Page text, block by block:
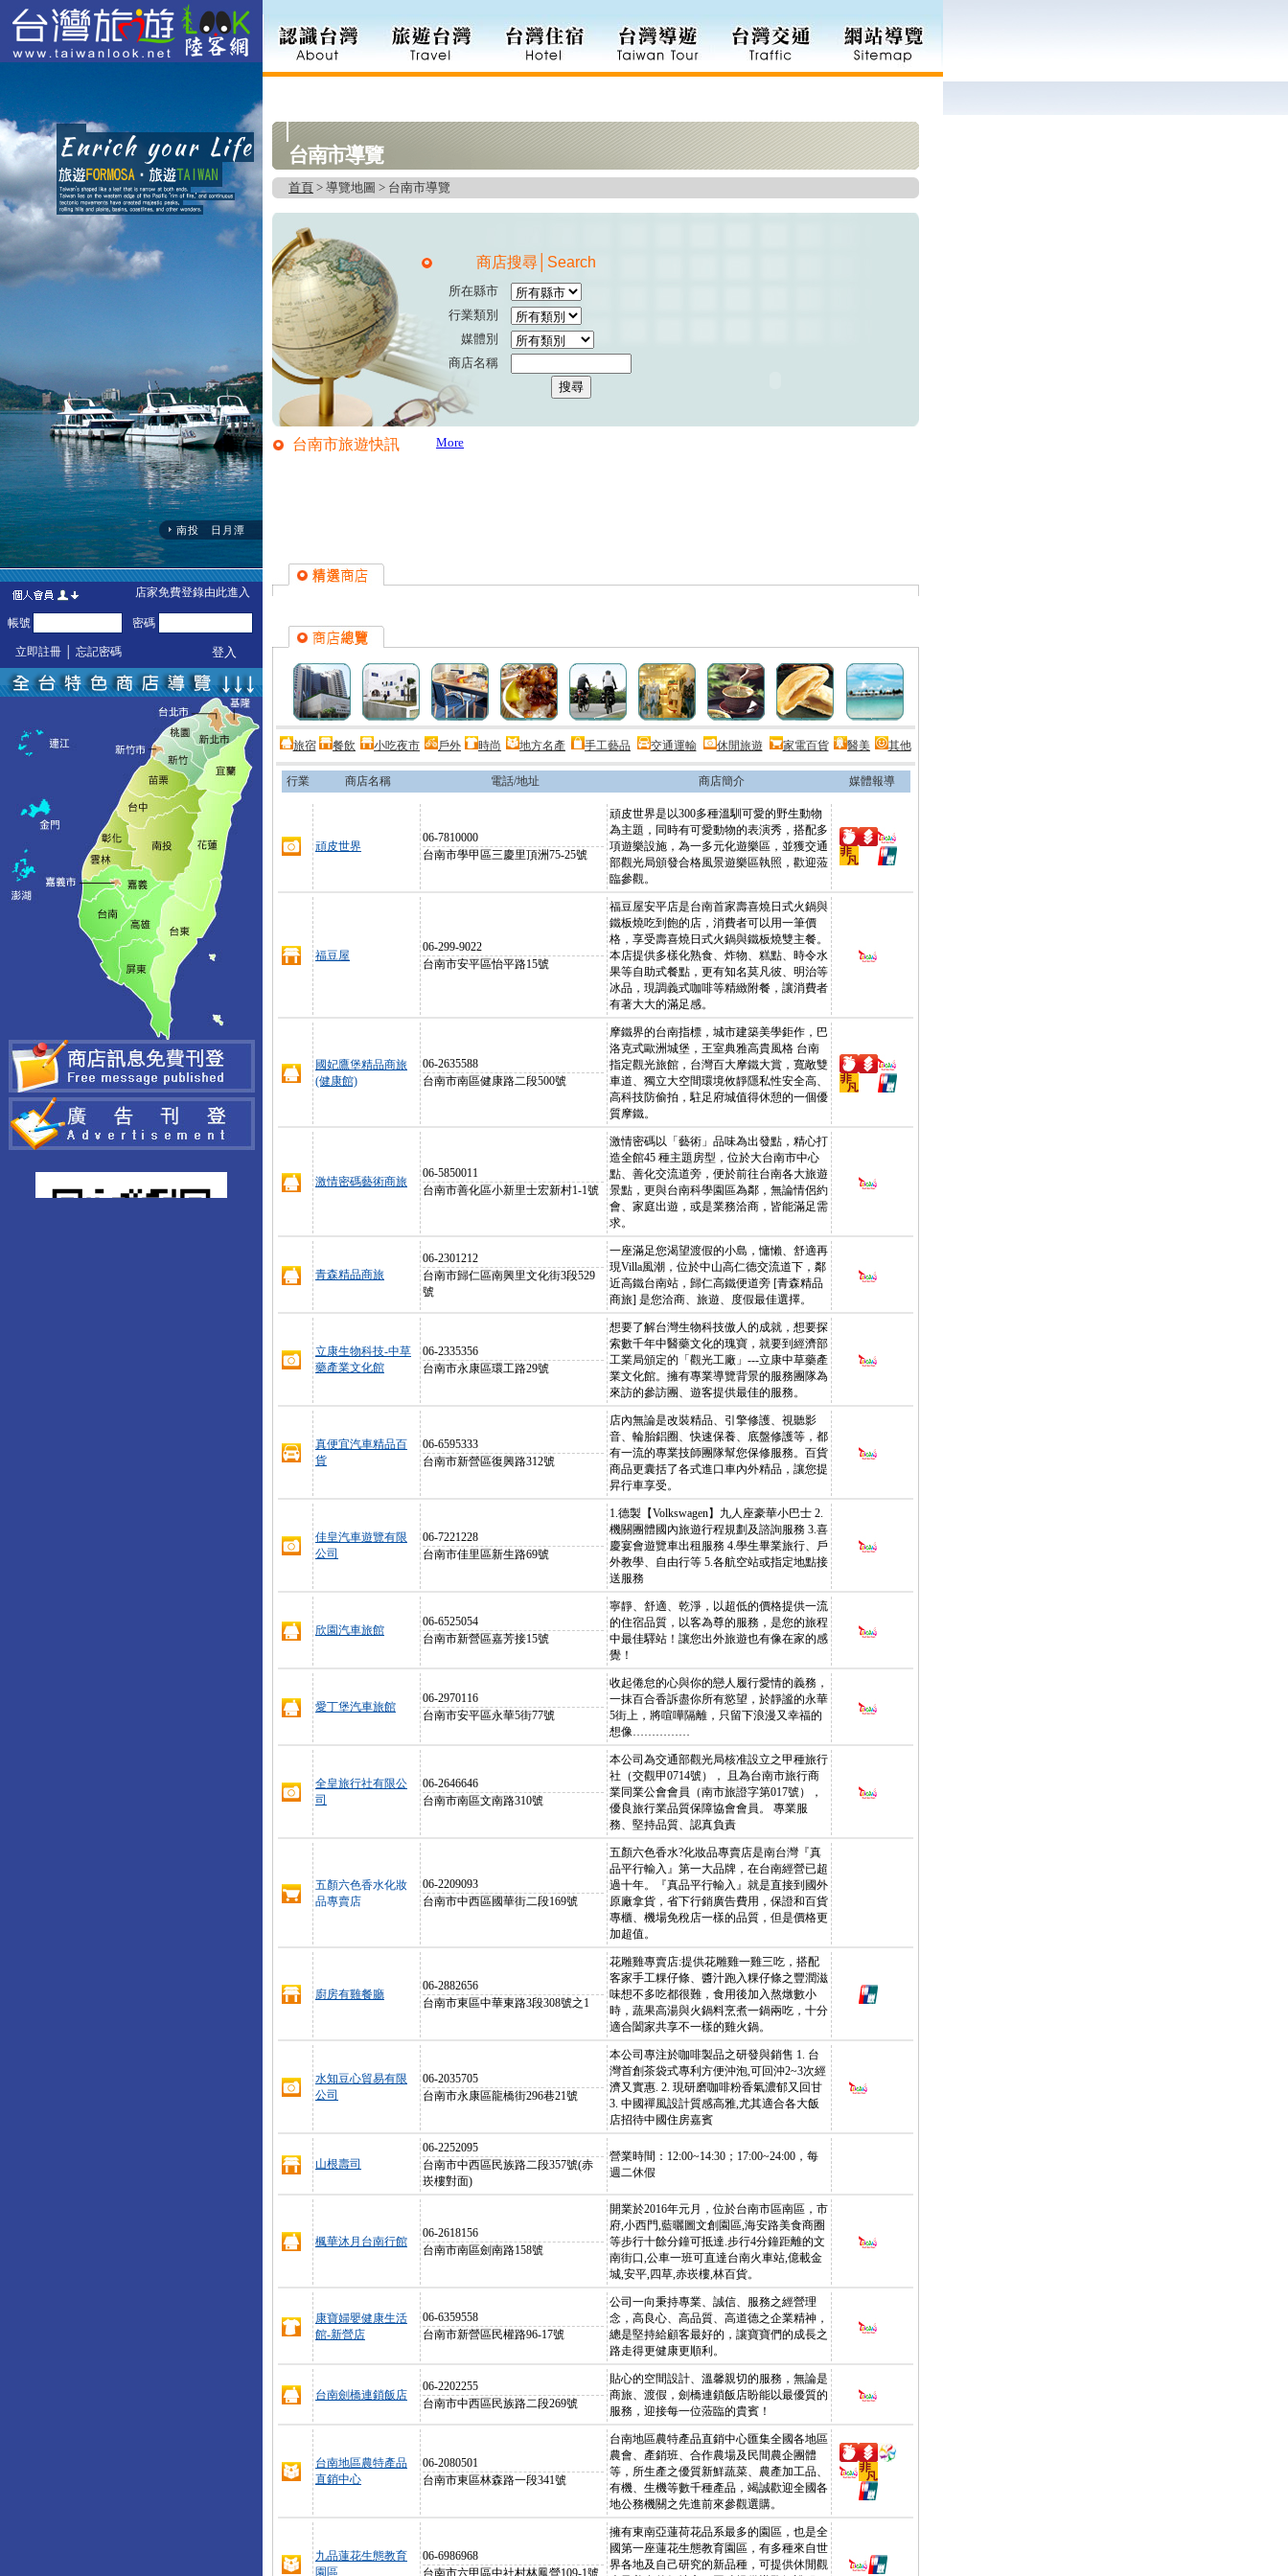
台南市導覽
首頁 > 導覽地圖 > 台南市導覽
商店搜尋│Search
所在縣市
行業類別
媒體別
商店名稱
台南市旅遊快訊 More
旅宿 餐飲 小吃夜市 戶外 時尚 地方名產 手工藝品 交通運輸 休閒旅遊 家電百貨 醫美 其他
行業 商店名稱 電話/地址 商店簡介 媒體報導
頑皮世界
06-7810000
台南市學甲區三慶里頂洲75-25號
頑皮世界是以300多種溫馴可愛的野生動物
為主題，同時有可愛動物的表演秀，搭配多
項遊樂設施，為一多元化遊樂區，並獲交通
部觀光局頒發合格風景遊樂區執照，歡迎蒞
臨參觀。
福豆屋
06-299-9022
台南市安平區怡平路15號
福豆屋安平店是台南首家壽喜燒日式火鍋與
鐵板燒吃到飽的店，消費者可以用一筆價
格，享受壽喜燒日式火鍋與鐵板燒雙主餐。
本店提供多樣化熟食、炸物、糕點、時令水
果等自助式餐點，更有知名莫凡彼、明治等
冰品，現調義式咖啡等精緻附餐，讓消費者
有著大大的滿足感。
國妃鷹堡精品商旅
(健康館)
06-2635588
台南市南區健康路二段500號
摩鐵界的台南指標，城市建築美學鉅作，巴
洛克式歐洲城堡，王室典雅高貴風格 台南
指定觀光旅館，台灣百大摩鐵大賞，寬敞雙
車道、獨立大空間環境攸靜隱私性安全高、
高科技防偷拍，駐足府城值得休憩的一個優
質摩鐵。
激情密碼藝術商旅
06-5850011
台南市善化區小新里士宏新村1-1號
激情密碼以「藝術」品味為出發點，精心打
造全館45 種主題房型，位於大台南市中心
點、善化交流道旁，便於前往台南各大旅遊
景點，更與台南科學園區為鄰，無論情侶約
會、家庭出遊，或是業務洽商，皆能滿足需
求。
青森精品商旅
06-2301212
台南市歸仁區南興里文化街3段529
號
一座滿足您渴望渡假的小島，慵懶、舒適再
現Villa風潮，位於中山高仁德交流道下，鄰
近高鐵台南站，歸仁高鐵便道旁 [青森精品
商旅] 是您洽商、旅遊、度假最佳選擇。
立康生物科技-中草
藥產業文化館
06-2335356
台南市永康區環工路29號
想要了解台灣生物科技傲人的成就，想要探
索數千年中醫藥文化的瑰寶，就要到經濟部
工業局頒定的「觀光工廠」---立康中草藥產
業文化館。擁有專業導覽背景的服務團隊為
來訪的參訪團、遊客提供最佳的服務。
真便宜汽車精品百
貨
06-6595333
台南市新營區復興路312號
店內無論是改裝精品、引擎修護、視聽影
音、輪胎鋁圈、快速保養、底盤修護等，都
有一流的專業技師團隊幫您保修服務。百貨
商品更囊括了各式進口車內外精品，讓您提
昇行車享受。
佳皇汽車遊覽有限
公司
06-7221228
台南市佳里區新生路69號
1.德製【Volkswagen】九人座豪華小巴士 2.
機關團體國內旅遊行程規劃及諮詢服務 3.喜
慶宴會遊覽車出租服務 4.學生畢業旅行、戶
外教學、自由行等 5.各航空站或指定地點接
送服務
欣園汽車旅館
06-6525054
台南市新營區嘉芳接15號
寧靜、舒適、乾淨，以超低的價格提供一流
的住宿品質，以客為尊的服務，是您的旅程
中最佳驛站！讓您出外旅遊也有像在家的感
覺！
愛丁堡汽車旅館
06-2970116
台南市安平區永華5街77號
收起倦怠的心與你的戀人履行愛情的義務，
一抹百合香訴盡你所有慾望，於靜謐的永華
5街上，將喧嘩隔離，只留下浪漫又幸福的
想像……………
全皇旅行社有限公
司
06-2646646
台南市南區文南路310號
本公司為交通部觀光局核准設立之甲種旅行
社（交觀甲0714號）， 且為台南市旅行商
業同業公會會員（南市旅證字第017號），
優良旅行業品質保障協會會員。 專業服
務、堅持品質、認真負責
五顏六色香水化妝
品專賣店
06-2209093
台南市中西區國華街二段169號
五顏六色香水?化妝品專賣店是南台灣『真
品平行輸入』第一大品牌，在台南經營已超
過十年。『真品平行輸入』就是直接到國外
原廠拿貨，省下行銷廣告費用，保證和百貨
專櫃、機場免稅店一樣的品質，但是價格更
加超值。
廚房有雞餐廳
06-2882656
台南市東區中華東路3段308號之1
花雕雞專賣店:提供花雕雞一雞三吃，搭配
客家手工粿仔條、醬汁跑入粿仔條之豐潤滋
味想不多吃都很難，食用後加入熬燉數小
時，蔬果高湯與火鍋料烹煮一鍋兩吃，十分
適合闔家共享不一樣的雞火鍋。
水知豆心貿易有限
公司
06-2035705
台南市永康區龍橋街296巷21號
本公司專注於咖啡製品之研發與銷售 1. 台
灣首創茶袋式專利方便沖泡,可回沖2~3次經
濟又實惠. 2. 現研磨咖啡粉香氣濃郁又回甘
3. 中國禪風設計質感高雅,尤其適合各大飯
店招待中國住房嘉賓
山根壽司
06-2252095
台南市中西區民族路二段357號(赤
崁樓對面)
營業時間：12:00~14:30；17:00~24:00，每
週二休假
楓華沐月台南行館
06-2618156
台南市南區劍南路158號
開業於2016年元月，位於台南市區南區，市
府,小西門,藍曬圖文創園區,海安路美食商圈
等步行十餘分鐘可抵達.步行4分鐘距離的文
南街口,公車一班可直達台南火車站,億載金
城,安平,四草,赤崁樓,林百貨。
康寶婦嬰健康生活
館-新營店
06-6359558
台南市新營區民權路96-17號
公司一向秉持專業、誠信、服務之經營理
念，高良心、高品質、高道德之企業精神，
總是堅持給顧客最好的，讓寶寶們的成長之
路走得更健康更順利。
台南劍橋連鎖飯店
06-2202255
台南市中西區民族路二段269號
貼心的空間設計、溫馨親切的服務，無論是
商旅、渡假，劍橋連鎖飯店盼能以最優質的
服務，迎接每一位蒞臨的貴賓！
台南地區農特產品
直銷中心
06-2080501
台南市東區林森路一段341號
台南地區農特產品直銷中心匯集全國各地區
農會、產銷班、合作農場及民間農企團體
等，所生產之優質新鮮蔬菜、農產加工品、
有機、生機等數千種產品，竭誠歡迎全國各
地公務機關之先進前來參觀選購。
九品蓮花生態教育
園區
06-6986968
台南市六甲區中社村林鳳營109-1號
擁有東南亞蓮荷花品系最多的園區，也是全
國第一座蓮花生態教育園區，有多種來自世
界各地及自己研究的新品種，可提供休閒觀